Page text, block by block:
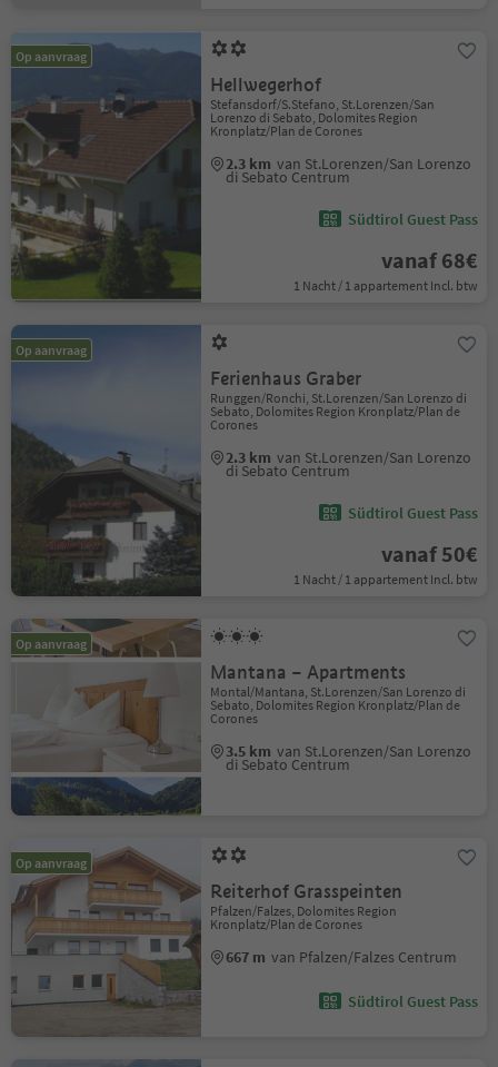
Op aanvraag
Hellwegerhof
Stefansdorf/S.Stefano, St.Lorenzen/San
Lorenzo di Sebato, Dolomites Region
Kronplatz/Plan de Corones
2.3 km van St.Lorenzen/San Lorenzo
di Sebato Centrum
Südtirol Guest Pass
vanaf 68€
1 Nacht / 1 appartement Incl. btw
Op aanvraag
Ferienhaus Graber
Runggen/Ronchi, St.Lorenzen/San Lorenzo di
Sebato, Dolomites Region Kronplatz/Plan de
Corones
2.3 km van St.Lorenzen/San Lorenzo
di Sebato Centrum
Südtirol Guest Pass
vanaf 50€
1 Nacht / 1 appartement Incl. btw
Op aanvraag
Mantana – Apartments
Montal/Mantana, St.Lorenzen/San Lorenzo di
Sebato, Dolomites Region Kronplatz/Plan de
Corones
3.5 km van St.Lorenzen/San Lorenzo
di Sebato Centrum
Op aanvraag
Reiterhof Grasspeinten
Pfalzen/Falzes, Dolomites Region
Kronplatz/Plan de Corones
667 m van Pfalzen/Falzes Centrum
Südtirol Guest Pass